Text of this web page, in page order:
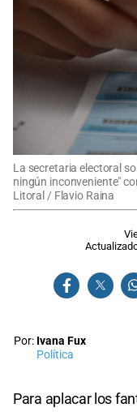
La secretaria electoral
ningún inconveniente"
Litoral / Flavio Raina
Por: Ivana Fux
Política
Para aplacar los